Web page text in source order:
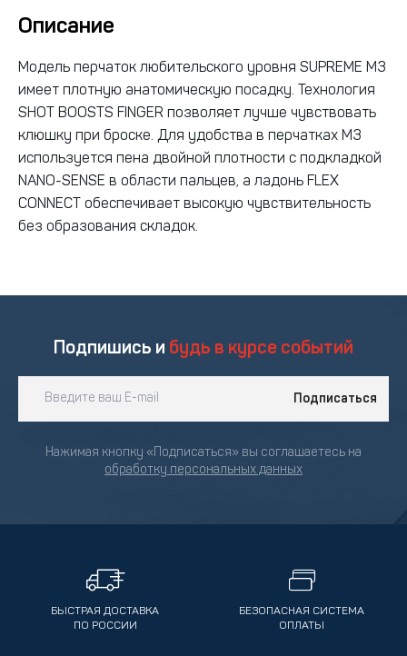
Описание
Модель перчаток любительского уровня SUPREME M3
имеет плотную анатомическую посадку. Технология
SHOT BOOSTS FINGER позволяет лучше чувствовать
клюшку при броске. Для удобства в перчатках M3
используется пена двойной плотности с подкладкой
NANO-SENSE в области пальцев, а ладонь FLEX
CONNECT обеспечивает высокую чувствительность
без образования складок.
Подпишись и будь в курсе событий
Подписаться
Нажимая кнопку «Подписаться» вы соглашаетесь на
обработку персональных данных
БЫСТРАЯ ДОСТАВКА
ПО РОССИИ
БЕЗОПАСНАЯ СИСТЕМА
ОПЛАТЫ